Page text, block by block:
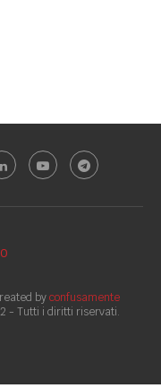
byconfusamente
- Tutti i diritti riservati.